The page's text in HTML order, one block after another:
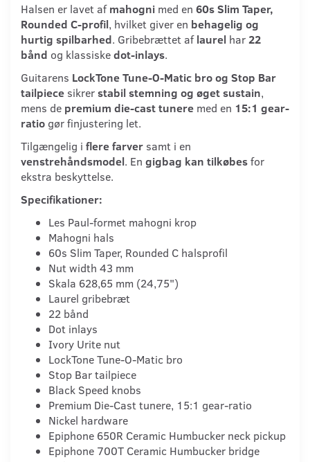
Halsen er lavet afmahogni med en 60s Slim Taper,
Rounded C-profil, hvilket giver en behagelig og
hurtig spilbarhed. Gribebrættet aflaurel har22
bånd og klassiskedot-inlays.
Guitarens LockTone Tune-O-Matic bro og Stop Bar
tailpiece sikrerstabil stemning og øget sustain,
mens de premium die-cast tunere med en 15:1 gear-
ratio gør finjustering let.
Tilgængelig i flere farver samt i en
venstrehåndsmodel. En gigbag kan tilkøbesfor
ekstra beskyttelse.
Specifikationer:
Les Paul-formet mahogni krop
Mahogni hals
60s Slim Taper, Rounded C halsprofil
Nut width 43 mm
Skala 628,65 mm (24,75")
Laurel gribebræt
22 bånd
Dot inlays
Ivory Urite nut
LockTone Tune-O-Matic bro
Stop Bar tailpiece
Black Speed knobs
Premium Die-Cast tunere, 15:1 gear-ratio
Nickel hardware
Epiphone 650R Ceramic Humbucker neck pickup
Epiphone 700T Ceramic Humbucker bridge